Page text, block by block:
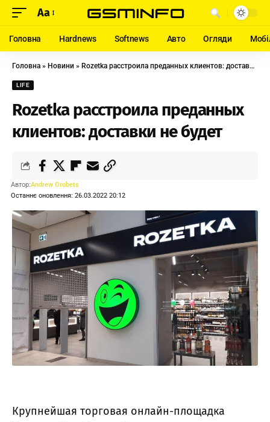
Aa
Головна Hardnews Softnews Авто Огляди
Головна » Новини » Rozetka расстроила преданных клиентов: доставки не будет
LIFE
Rozetka расстроила преданных
клиентов: доставки не будет
Останнє оновлення: 26.03.2022 20:12
Автор:Andrew Orobets
Крупнейшая торговая онлайн-площадка